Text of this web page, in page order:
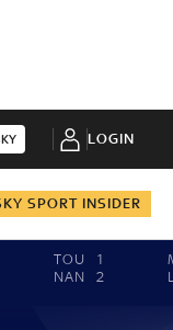
LOGIN
SPORT INSIDER
TOU
1
NAN
2